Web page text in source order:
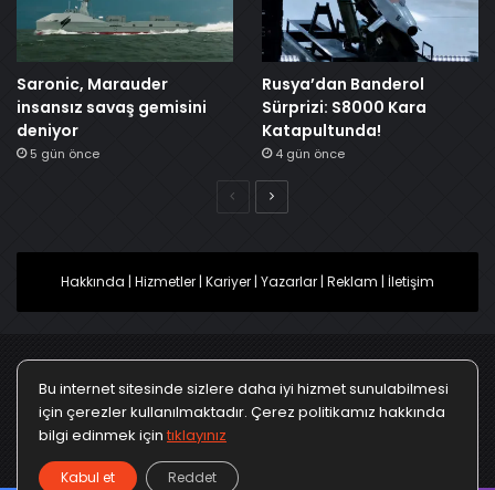
Saronic, Marauder
insansız savaş gemisini
deniyor
5 gün önce
Rusya’dan Banderol
Sürprizi: S8000 Kara
Katapultunda!
4 gün önce
ÖncekiSonraki
Hakkında | Hizmetler | Kariyer | Yazarlar | Reklam | İletişim
Ana Sayfa Gizlilik Politikası
Çerez Politikası
Kullanım Koşulları
KVKK Politikası
Bu internet sitesinde sizlere daha iyi hizmet sunulabilmesi
için çerezler kullanılmaktadır. Çerez politikamız hakkında
bilgi edinmek için tıklayınız
Kabul et Reddet